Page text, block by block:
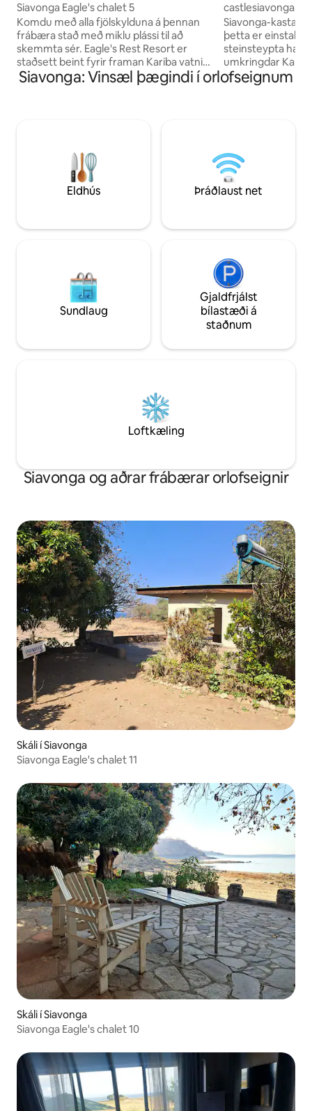
Siavonga Eagle's chalet 5
Komdu með alla fjölskylduna á þennan
frábæra stað með miklu plássi til að
skemmta sér. Eagle's Rest Resort er
staðsett beint fyrir framan Kariba vatnið
nokkrum km frá miðbæ Siavonga. við
erum með 8 stóra fjölskylduskála , 2 skála
ísskáp, katli, loftkælingu og sjónvarpi.
Bar,veitingastaður,sundlaug, leikvöllur,
sanngjarn staður við ströndina og
bókasafn á móttökusvæðinu.
castlesiavonga,
pool, wi-fi
Siavonga-kastali.
þetta er einstakt
steinsteypta
umkringdar
nokkurra skrefa
sundlaug,
Kastalinn er
viðarhúsgögnum
viðhalda ósviknu
*ekki vestrænt
Siavonga: Vinsæl þægindi í orlofseignum
Eldhús Þráðlaust net
Sundlaug
Gjaldfrjálst
bílastæði á
staðnum
Loftkæling
Siavonga og aðrar frábærar orlofseignir
Skáli í Siavonga
Siavonga Eagle's chalet 11
Skáli í Siavonga
Siavonga Eagle's chalet 10